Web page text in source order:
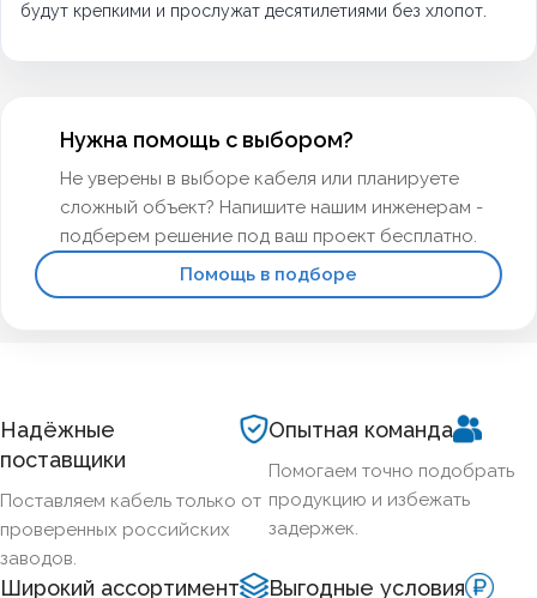
будут крепкими и прослужат десятилетиями без хлопот.
Нужна помощь с выбором?
Не уверены в выборе кабеля или планируете
сложный объект? Напишите нашим инженерам -
подберем решение под ваш проект бесплатно.
Помощь в подборе
Надёжные
поставщики
Поставляем кабель только от
проверенных российских
заводов.
Опытная команда
Помогаем точно подобрать
продукцию и избежать
задержек.
Широкий ассортимент Выгодные условия